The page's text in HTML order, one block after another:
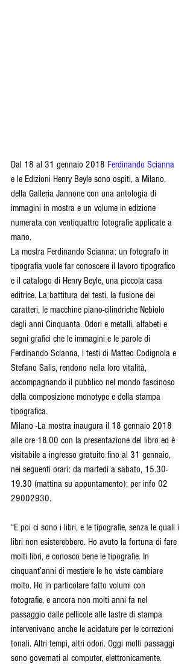
Dal 18 al 31 gennaio 2018 Ferdinando Scianna
e le Edizioni Henry Beyle sono ospiti, a Milano,
della Galleria Jannone con una antologia di
immagini in mostra e un volume in edizione
numerata con ventiquattro fotografie applicate a
mano.
La mostra Ferdinando Scianna: un fotografo in
tipografia vuole far conoscere il lavoro tipografico
e il catalogo di Henry Beyle, una piccola casa
editrice. La battitura dei testi, la fusione dei
caratteri, le macchine piano-cilindriche Nebiolo
degli anni Cinquanta. Odori e metalli, alfabeti e
segni grafici che le immagini e le parole di
Ferdinando Scianna, i testi di Matteo Codignola e
Stefano Salis, rendono nella loro vitalità,
accompagnando il pubblico nel mondo fascinoso
della composizione monotype e della stampa
tipografica.
Milano -La mostra inaugura il 18 gennaio 2018
alle ore 18.00 con la presentazione del libro ed è
visitabile a ingresso gratuito fino al 31 gennaio,
nei seguenti orari: da martedì a sabato, 15.30-
19.30 (mattina su appuntamento); per info 02
29002930.
“E poi ci sono i libri, e le tipografie, senza le quali i
libri non esisterebbero. Ho avuto la fortuna di fare
molti libri, e conosco bene le tipografie. In
cinquant’anni di mestiere le ho viste cambiare
molto. Ho in particolare fatto volumi con
fotografie, e ancora non molti anni fa nel
passaggio dalle pellicole alle lastre di stampa
intervenivano anche le acidature per le correzioni
tonali. Altri tempi, altri odori. Oggi molti passaggi
sono governati al computer, elettronicamente.